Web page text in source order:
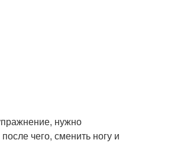
нужно
чего, сменить ногу и